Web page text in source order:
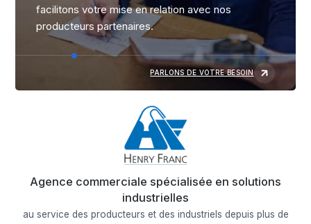
facilitons votre mise en relation avec nos
producteurs partenaires.
PARLONS DE VOTRE BESOIN
Agence commerciale spécialisée en solutions
industrielles
au service des producteurs et des industriels depuis plus de